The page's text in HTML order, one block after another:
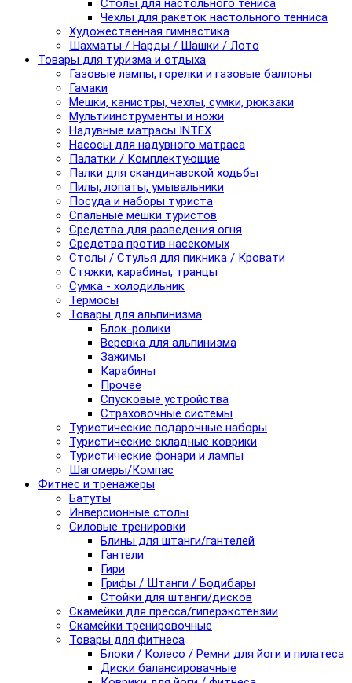
Столы для настольного тениса
Чехлы для ракеток настольного тенниса
Художественная гимнастика
Шахматы / Нарды / Шашки / Лото
Товары для туризма и отдыха
Газовые лампы, горелки и газовые баллоны
Гамаки
Мешки, канистры, чехлы, сумки, рюкзаки
Мультиинструменты и ножи
Надувные матрасы INTEX
Насосы для надувного матраса
Палатки / Комплектующие
Палки для скандинавской ходьбы
Пилы, лопаты, умывальники
Посуда и наборы туриста
Спальные мешки туристов
Средства для разведения огня
Средства против насекомых
Столы / Стулья для пикника / Кровати
Стяжки, карабины, транцы
Сумка - холодильник
Термосы
Товары для альпинизма
Блок-ролики
Веревка для альпинизма
Зажимы
Карабины
Прочее
Спусковые устройства
Страховочные системы
Туристические подарочные наборы
Туристические складные коврики
Туристические фонари и лампы
Шагомеры/Компас
Фитнес и тренажеры
Батуты
Инверсионные столы
Силовые тренировки
Блины для штанги/гантелей
Гантели
Гири
Грифы / Штанги / Бодибары
Стойки для штанги/дисков
Скамейки для пресса/гиперэкстензии
Скамейки тренировочные
Товары для фитнеса
Блоки / Колесо / Ремни для йоги и пилатеса
Диски балансировачные